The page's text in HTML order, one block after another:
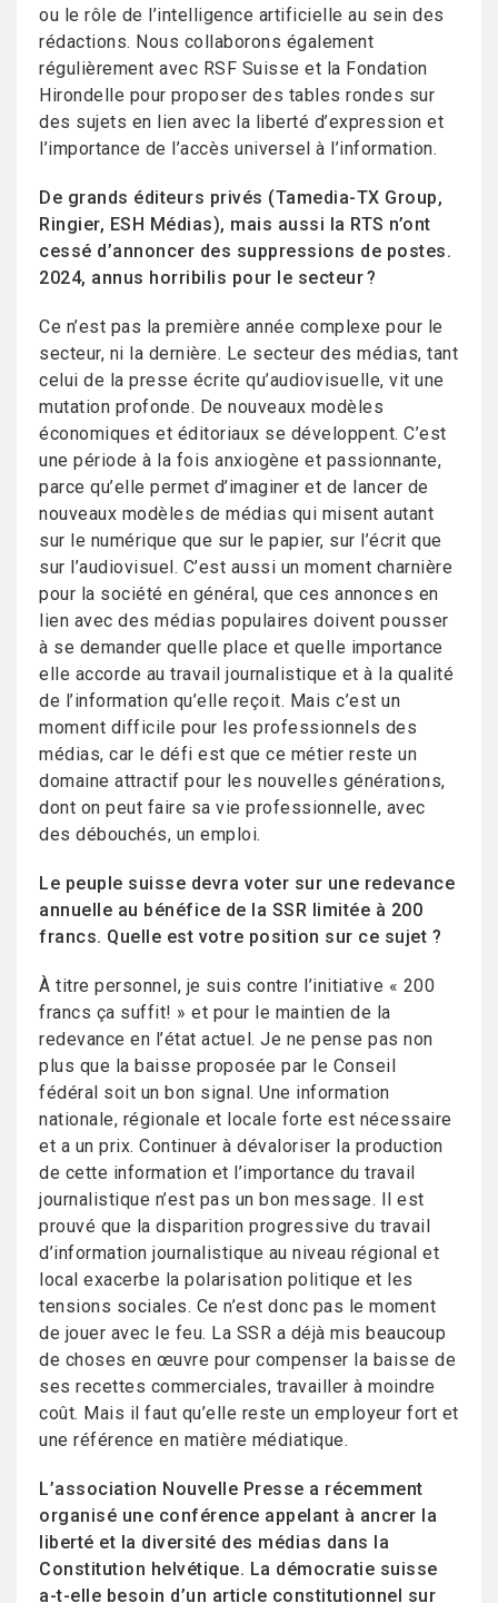
ou le rôle de l’intelligence artificielle au sein des
rédactions. Nous collaborons également
régulièrement avec RSF Suisse et la Fondation
Hirondelle pour proposer des tables rondes sur
des sujets en lien avec la liberté d’expression et
l’importance de l’accès universel à l’information.
De grands éditeurs privés (Tamedia-TX Group,
Ringier, ESH Médias), mais aussi la RTS n’ont
cessé d’annoncer des suppressions de postes.
2024, annus horribilis pour le secteur ?
Ce n’est pas la première année complexe pour le
secteur, ni la dernière. Le secteur des médias, tant
celui de la presse écrite qu’audiovisuelle, vit une
mutation profonde. De nouveaux modèles
économiques et éditoriaux se développent. C’est
une période à la fois anxiogène et passionnante,
parce qu’elle permet d’imaginer et de lancer de
nouveaux modèles de médias qui misent autant
sur le numérique que sur le papier, sur l’écrit que
sur l’audiovisuel. C’est aussi un moment charnière
pour la société en général, que ces annonces en
lien avec des médias populaires doivent pousser
à se demander quelle place et quelle importance
elle accorde au travail journalistique et à la qualité
de l’information qu’elle reçoit. Mais c’est un
moment difficile pour les professionnels des
médias, car le défi est que ce métier reste un
domaine attractif pour les nouvelles générations,
dont on peut faire sa vie professionnelle, avec
des débouchés, un emploi.
Le peuple suisse devra voter sur une redevance
annuelle au bénéfice de la SSR limitée à 200
francs. Quelle est votre position sur ce sujet ?
À titre personnel, je suis contre l’initiative « 200
francs ça suffit! » et pour le maintien de la
redevance en l’état actuel. Je ne pense pas non
plus que la baisse proposée par le Conseil
fédéral soit un bon signal. Une information
nationale, régionale et locale forte est nécessaire
et a un prix. Continuer à dévaloriser la production
de cette information et l’importance du travail
journalistique n’est pas un bon message. Il est
prouvé que la disparition progressive du travail
d’information journalistique au niveau régional et
local exacerbe la polarisation politique et les
tensions sociales. Ce n’est donc pas le moment
de jouer avec le feu. La SSR a déjà mis beaucoup
de choses en œuvre pour compenser la baisse de
ses recettes commerciales, travailler à moindre
coût. Mais il faut qu’elle reste un employeur fort et
une référence en matière médiatique.
L’association Nouvelle Presse a récemment
organisé une conférence appelant à ancrer la
liberté et la diversité des médias dans la
Constitution helvétique. La démocratie suisse
a-t-elle besoin d’un article constitutionnel sur